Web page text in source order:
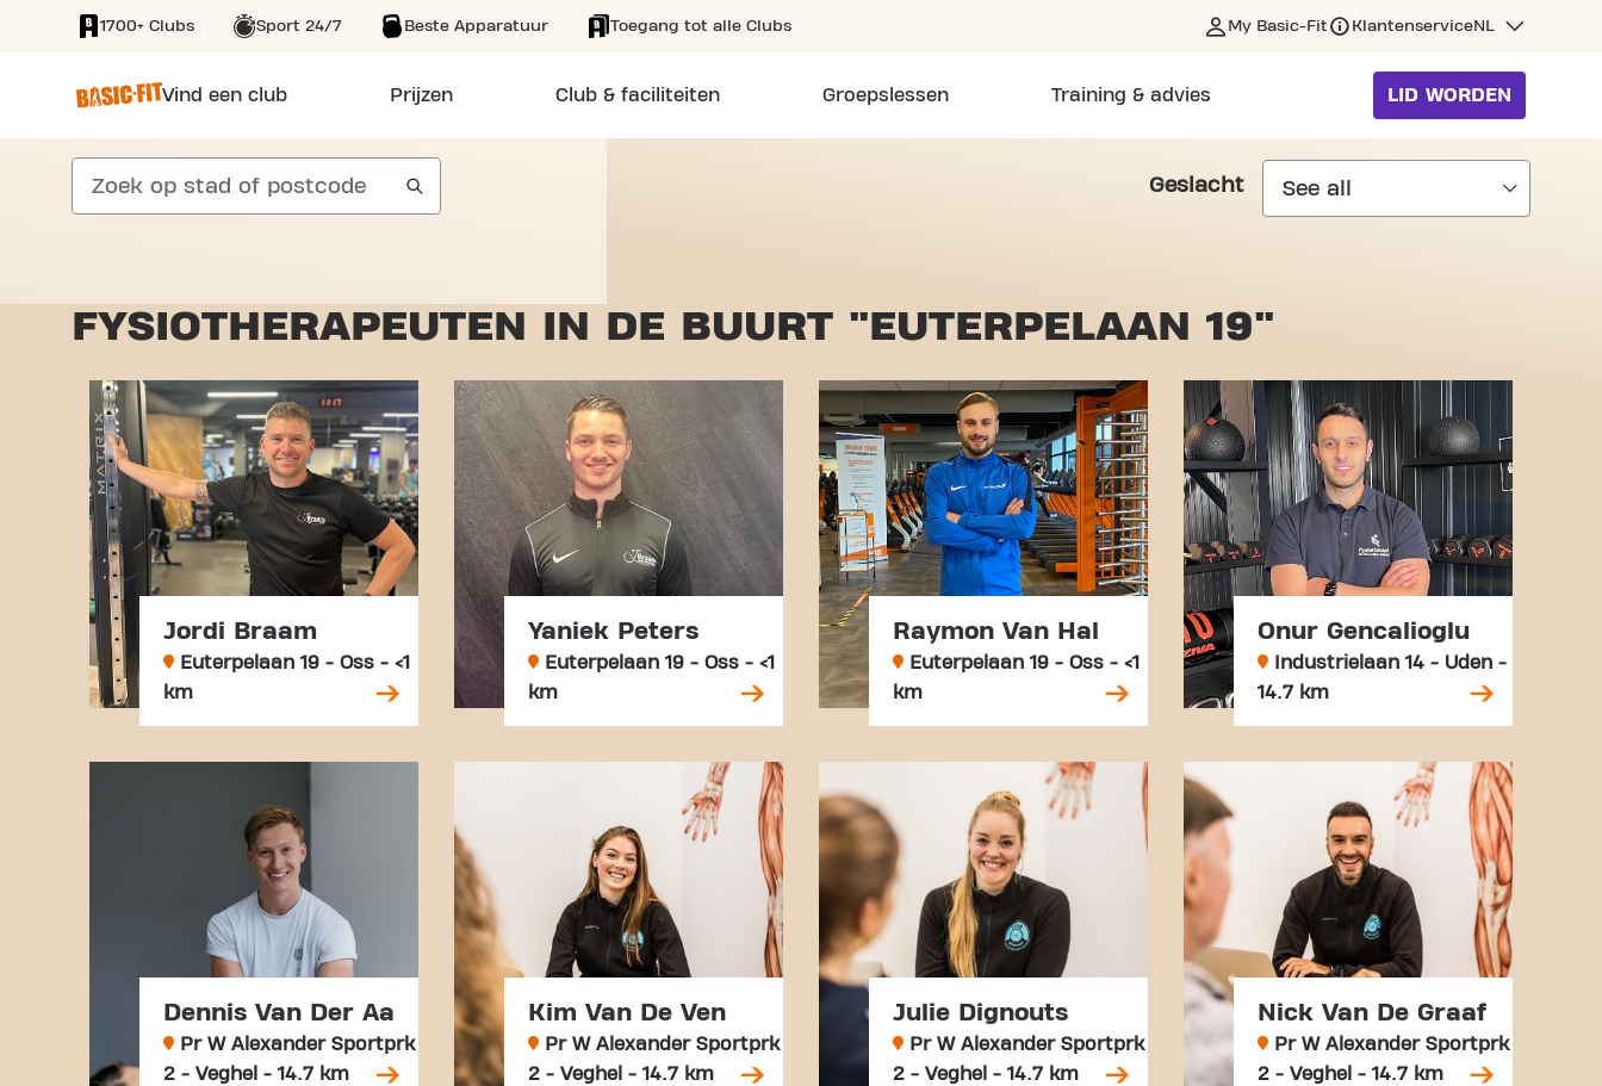
SKIP TO MAIN CONTENT
1700+ Clubs Sport 24/7 Beste Apparatuur Toegang tot alle Clubs My Basic-Fit KlantenserviceNL
Vind een club Prijzen Club & faciliteiten Groepslessen Training & advies LID WORDEN
search Geslacht
FYSIOTHERAPEUTEN IN DE BUURT "EUTERPELAAN 19"
Jordi Braam
Euterpelaan 19 - Oss - <1
km
Yaniek Peters
Euterpelaan 19 - Oss - <1
km
Raymon Van Hal
Euterpelaan 19 - Oss - <1
km
Onur Gencalioglu
Industrielaan 14 - Uden -
14.7 km
Dennis Van Der Aa
Pr W Alexander Sportprk
2 - Veghel - 14.7 km
Kim Van De Ven
Pr W Alexander Sportprk
2 - Veghel - 14.7 km
Julie Dignouts
Pr W Alexander Sportprk
2 - Veghel - 14.7 km
Nick Van De Graaf
Pr W Alexander Sportprk
2 - Veghel - 14.7 km